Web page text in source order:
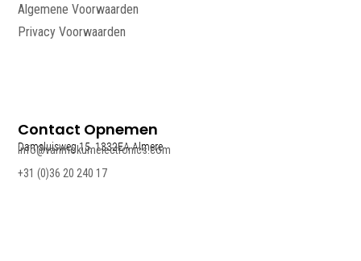
Algemene Voorwaarden
Privacy Voorwaarden
Contact Opnemen
Damsluisweg 15, 1332EA Almere
info@vanmokumelectronics.com
+31 (0)36 20 240 17